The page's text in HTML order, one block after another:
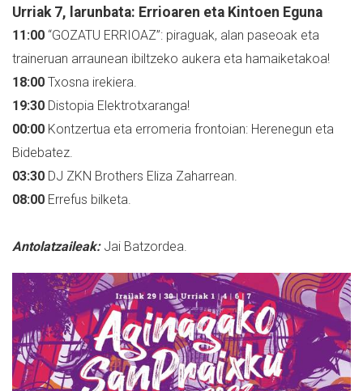
Urriak 7, larunbata: Errioaren eta Kintoen Eguna
11:00 “GOZATU ERRIOAZ”: piraguak, alan paseoak eta
traineruan arraunean ibiltzeko aukera eta hamaiketakoa!
18:00 Txosna irekiera.
19:30 Distopia Elektrotxaranga!
00:00 Kontzertua eta erromeria frontoian: Herenegun eta
Bidebatez.
03:30 DJ ZKN Brothers Eliza Zaharrean.
08:00 Errefus bilketa.
Antolatzaileak: Jai Batzordea.